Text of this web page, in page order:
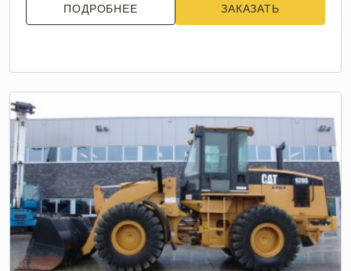
ПОДРОБНЕЕ ЗАКАЗАТЬ